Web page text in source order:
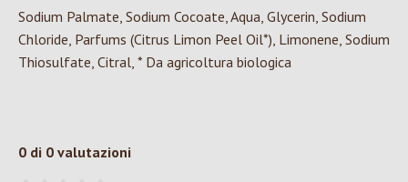
Sodium Palmate, Sodium Cocoate, Aqua, Glycerin, Sodium
Chloride, Parfums (Citrus Limon Peel Oil*), Limonene, Sodium
Thiosulfate, Citral, * Da agricoltura biologica
0 di 0 valutazioni